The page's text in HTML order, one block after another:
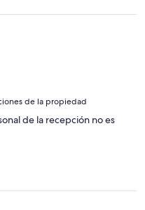
de la propiedad
de la recepción no es